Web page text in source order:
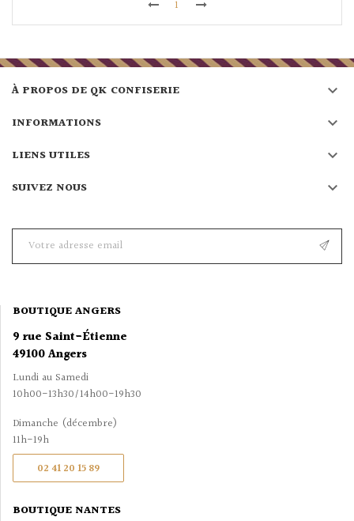
1
À PROPOS DE QK CONFISERIE 
INFORMATIONS 
LIENS UTILES 
SUIVEZ NOUS 
BOUTIQUE ANGERS
9 rue Saint-Étienne
49100 Angers
Lundi au Samedi
10h00-13h30/14h00-19h30
Dimanche (décembre)
11h-19h
02 41 20 15 89
BOUTIQUE NANTES